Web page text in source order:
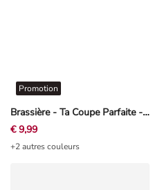
Brassière - Ta Coupe Parfaite - noir
Promotion
€ 9,99
+2 autres couleurs